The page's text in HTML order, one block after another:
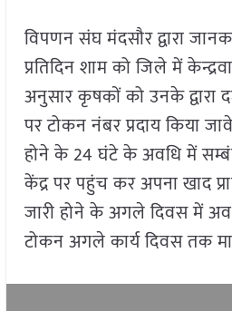
विपणन संघ मंदसौर द्वारा
प्रतिदिन शाम को जिले में
अनुसार कृषकों को उनके द्वारा
पर टोकन नंबर प्रदाय किया
होने के 24 घंटे के अवधि में
केंद्र पर पहुंच कर अपना खाद
जारी होने के अगले दिवस में
टोकन अगले कार्य दिवस तक